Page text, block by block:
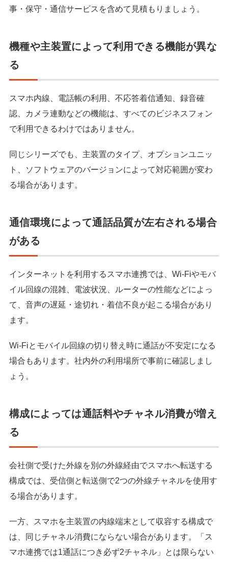
事・保守・通信サービスを含めて見積もりましょう。
機種や主装置によって利用できる機能が異な
る
スマホ内線、電話帳の利用、不応答着信通知、録音確
認、カメラ連動などの機能は、すべてのビジネスフォン
で利用できるわけではありません。
同じシリーズでも、主装置のタイプ、オプションユニッ
ト、ソフトウェアのバージョンによって対応範囲が変わ
る場合があります。
通信環境によって通話品質が左右される場合
がある
インターネットを利用するスマホ連携では、Wi-Fiやモバ
イル回線の混雑、電波状況、ルーターの性能などによっ
て、音声の遅延・途切れ・着信不良が起こる場合があり
ます。
Wi-Fiとモバイル回線の切り替え時に通話が不安定になる
場合もあります。社内外の利用場所で事前に確認しまし
ょう。
構成によっては通話料やチャネル消費が増え
る
会社側で受けた外線を別の外線経由でスマホへ転送する
構成では、受信側と転送側で2つの外線チャネルを使用す
る場合があります。
一方、スマホを主装置の内線端末として収容する構成で
は、同じチャネル消費にならない場合があります。「ス
マホ連携では1通話につき必ず2チャネル」とは限らない